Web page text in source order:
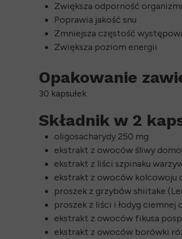
Zwiększa odporność
Poprawia jakość snu
Zmniejsza częstość
Zwiększa poziom energii
Opakowanie
30 kapsułek
Składnik w 2
oligosacharydy 250 mg
ekstrakt z owoców śliwy
ekstrakt z liści szpinaku
ekstrakt z owoców kolcowoju
proszek z grzybów shiitake
proszek z liści i łodyg ciemnej
ekstrakt z owoców fikusa
ekstrakt z owoców borówki